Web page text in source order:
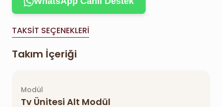
TAKSIT SEÇENEKLERI
Takım İçeriği
Modül
Tv Ünitesi Alt Modül